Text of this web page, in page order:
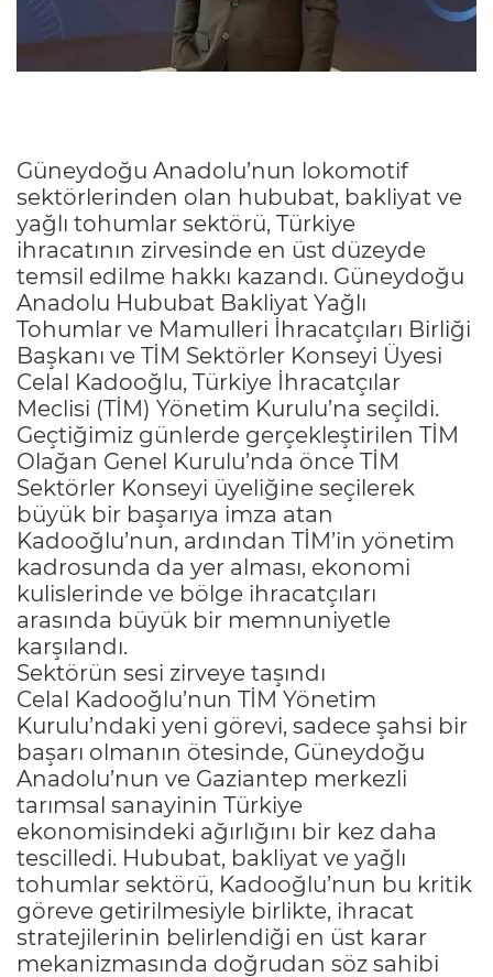
Güneydoğu Anadolu’nun lokomotif
sektörlerinden olan hububat, bakliyat ve
yağlı tohumlar sektörü, Türkiye
ihracatının zirvesinde en üst düzeyde
temsil edilme hakkı kazandı. Güneydoğu
Anadolu Hububat Bakliyat Yağlı
Tohumlar ve Mamulleri İhracatçıları Birliği
Başkanı ve TİM Sektörler Konseyi Üyesi
Celal Kadooğlu, Türkiye İhracatçılar
Meclisi (TİM) Yönetim Kurulu’na seçildi.
Geçtiğimiz günlerde gerçekleştirilen TİM
Olağan Genel Kurulu’nda önce TİM
Sektörler Konseyi üyeliğine seçilerek
büyük bir başarıya imza atan
Kadooğlu’nun, ardından TİM’in yönetim
kadrosunda da yer alması, ekonomi
kulislerinde ve bölge ihracatçıları
arasında büyük bir memnuniyetle
karşılandı.
Sektörün sesi zirveye taşındı
Celal Kadooğlu’nun TİM Yönetim
Kurulu’ndaki yeni görevi, sadece şahsi bir
başarı olmanın ötesinde, Güneydoğu
Anadolu’nun ve Gaziantep merkezli
tarımsal sanayinin Türkiye
ekonomisindeki ağırlığını bir kez daha
tescilledi. Hububat, bakliyat ve yağlı
tohumlar sektörü, Kadooğlu’nun bu kritik
göreve getirilmesiyle birlikte, ihracat
stratejilerinin belirlendiği en üst karar
mekanizmasında doğrudan söz sahibi